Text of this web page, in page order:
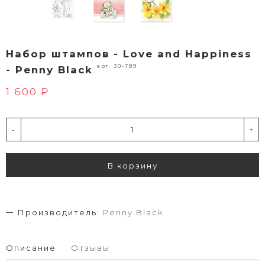
Набор штампов - Love and Happiness
- Penny Black
арт. 30-789
1 600 ₽
- +
В корзину
Производитель: Penny Black
Описание Отзывы